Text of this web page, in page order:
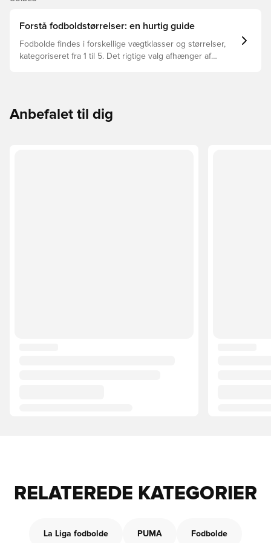
Forstå fodboldstørrelser: en hurtig guide
Fodbolde findes i forskellige vægtklasser og størrelser,
kategoriseret fra 1 til 5. Det rigtige valg afhænger af
Anbefalet til dig
RELATEREDE KATEGORIER
La Liga fodbolde PUMA Fodbolde